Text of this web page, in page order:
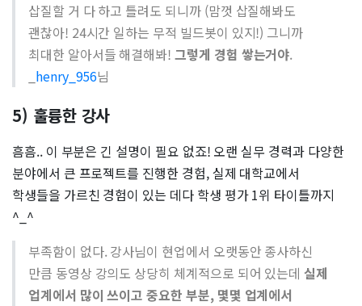
삽질할 거 다 하고 틀려도 되니까 (맘껏 삽질해봐도
괜찮아! 24시간 일하는 무적 빌드봇이 있지!) 그니까
최대한 알아서들 해결해봐!그렇게 경험 쌓는거야.
henry_956님
5) 훌륭한 강사
흠흠.. 이 부분은 긴 설명이 필요 없죠! 오랜 실무 경력과 다양한
분야에서 큰 프로젝트를 진행한 경험, 실제 대학교에서
학생들을 가르친 경험이 있는 데다 학생 평가 1위 타이틀까지
^_^
부족함이 없다. 강사님이 현업에서 오랫동안 종사하신
만큼 동영상 강의도 상당히 체계적으로 되어 있는데 실제
업계에서 많이 쓰이고 중요한 부분, 몇몇 업계에서